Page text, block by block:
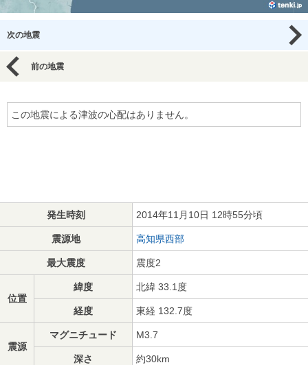
次の地震
前の地震
この地震による津波の心配はありません。
発生時刻 2014年11月10日 12時55分頃
震源地 高知県西部
最大震度 震度2
位置
緯度 北緯 33.1度
経度 東経 132.7度
震源
マグニチュード M3.7
深さ 約30km